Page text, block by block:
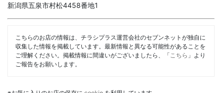
新潟県五泉市村松4458番地1
こちらのお店の情報は、チラシプラス運営会社のセブンネットが独自に
収集した情報を掲載しています。最新情報と異なる可能性があることを
ご理解ください。掲載情報に間違いがございましたら、「 こちら 」より
ご報告をお願いします。